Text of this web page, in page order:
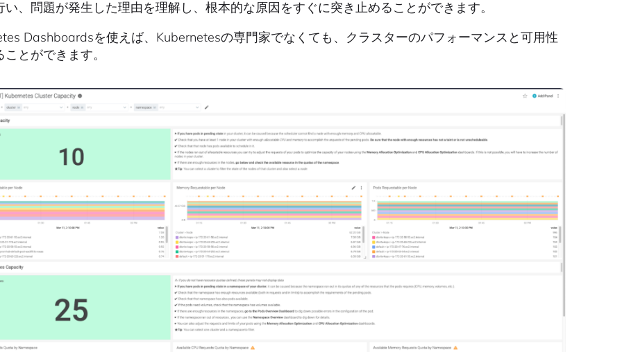
い、問題が発生した理由を理解し、根本的な原因をすぐに突き止めることができます。
Dashboardsを使えば、Kubernetesの専門家でなくても、クラスターのパフォーマンスと可用性
とができます。